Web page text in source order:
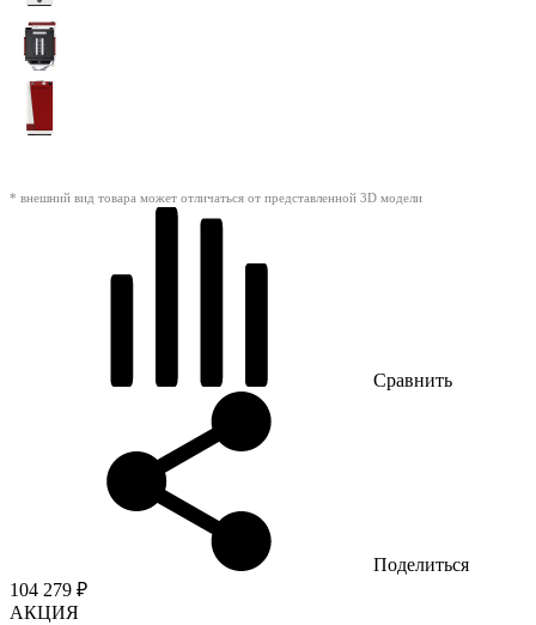
* внешний вид товара может отличаться от представленной 3D модели
Сравнить
Поделиться
104 279 ₽
АКЦИЯ